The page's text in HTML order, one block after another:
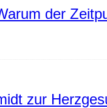
der
zur